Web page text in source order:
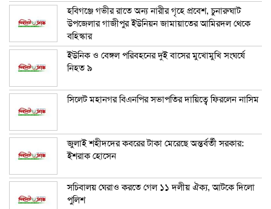
হবিগঞ্জে গভীর রাতে অন্য নারীর গৃহে প্রবেশ, চুনারুঘাট
উপজেলার গাজীপুর ইউনিয়ন জামায়াতের আমিরদল থেকে
বহিস্কার
ইউনিক ও বেঙ্গল পরিবহনের দুই বাসের মুখোমুখি সংঘর্ষে
নিহত ৯
সিলেট মহানগর বিএনপির সভাপতির দায়িত্বে ফিরলেন নাসিম
জুলাই শহীদদের কবরের টাকা মেরেছে অন্তর্বর্তী সরকার:
ইশরাক হোসেন
সচিবালয় ঘেরাও করতে গেল ১১ দলীয় ঐক্য, আটকে দিলো
পুলিশ